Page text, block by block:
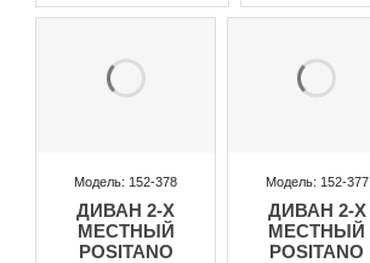
Модель: 152-378
ДИВАН 2-Х
МЕСТНЫЙ
POSITANO
Модель: 152-377
ДИВАН 2-Х
МЕСТНЫЙ
POSITANO